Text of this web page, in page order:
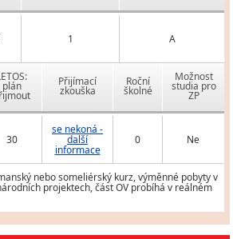
1 A
plán Přijímací
zkouška
Roční
školné
Možnost
studia pro
ZP
30
se nekoná -
další
informace
0 Ne
nebo someliérský kurz, výměnné pobyty v
projektech, část OV probíhá v reálném